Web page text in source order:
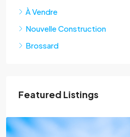
À Vendre
Nouvelle Construction
Brossard
Featured Listings